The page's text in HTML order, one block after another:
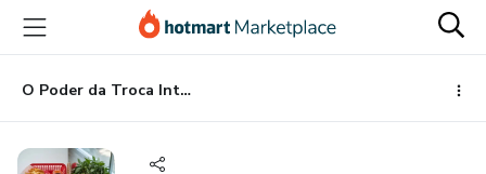
para
conteúdo
principal
para
pagamento
para
rodapé
O Poder da Troca Inteligente